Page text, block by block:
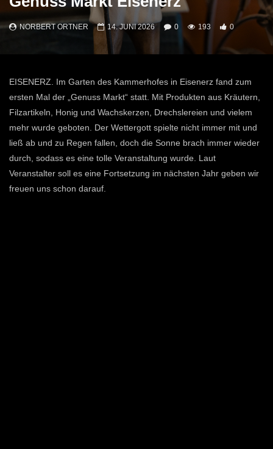
NORBERT ORTNER 14. JUNI 2026 0 193 0
EISENERZ. Im Garten des Kammerhofes in Eisenerz fand zum
ersten Mal der „Genuss Markt“ statt. Mit Produkten aus Kräutern,
Filzartikeln, Honig und Wachskerzen, Drechslereien und vielem
mehr wurde geboten. Der Wettergott spielte nicht immer mit und
ließ ab und zu Regen fallen, doch die Sonne brach immer wieder
durch, sodass es eine tolle Veranstaltung wurde. Laut
Veranstalter soll es eine Fortsetzung im nächsten Jahr geben wir
freuen uns schon darauf.